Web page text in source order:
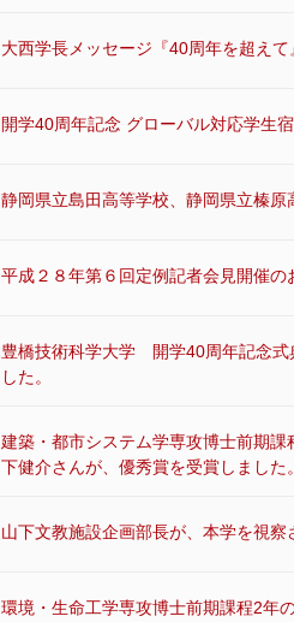
大西学長メッセージ『40周年を超えて
開学40周年記念 グローバル対応学生
静岡県立島田高等学校、静岡県立榛原
平成２８年第６回定例記者会見開催の
豊橋技術科学大学 開学40周年記念式
した。
建築・都市システム学専攻博士前期
下健介さんが、優秀賞を受賞しました。
山下文教施設企画部長が、本学を視察
環境・生命工学専攻博士前期課程2年